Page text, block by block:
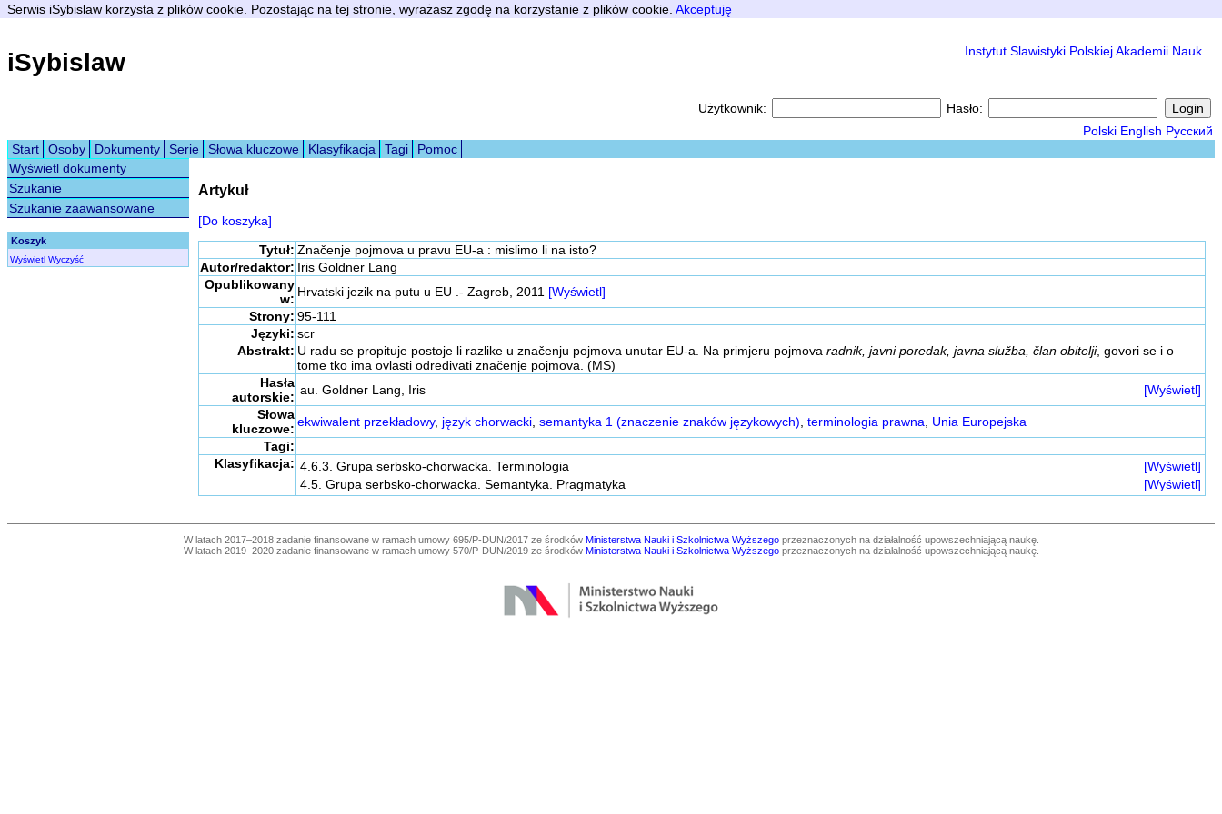
Serwis iSybislaw korzysta z plików cookie. Pozostając na tej stronie, wyrażasz zgodę na korzystanie z plików cookie. Akceptuję
iSybislaw Instytut Slawistyki Polskiej Akademii Nauk
Użytkownik:
Hasło:
Polski English Русский
Start
Osoby Dokumenty Serie Słowa kluczowe Klasyfikacja Tagi
Pomoc
Wyświetl dokumenty
Szukanie
Szukanie zaawansowane
Koszyk
Wyświetl Wyczyść
Artykuł
[Do koszyka]
Tytuł: Značenje pojmova u pravu EU-a : mislimo li na isto?
Autor/redaktor: Iris Goldner Lang
Opublikowany
w: Hrvatski jezik na putu u EU .- Zagreb, 2011 [Wyświetl]
Strony: 95-111
Języki: scr
Abstrakt: U radu se propituje postoje li razlike u značenju pojmova unutar EU-a. Na primjeru pojmova radnik, javni poredak, javna služba, član obitelji, govori se i o
tome tko ima ovlasti određivati značenje pojmova. (MS)
Hasła
autorskie: au. Goldner Lang, Iris
[Wyświetl]
Słowa
kluczowe: ekwiwalent przekładowy, język chorwacki, semantyka 1 (znaczenie znaków językowych), terminologia prawna, Unia Europejska
Tagi:
Klasyfikacja: 4.6.3. Grupa serbsko-chorwacka. Terminologia
[Wyświetl]
4.5. Grupa serbsko-chorwacka. Semantyka. Pragmatyka
[Wyświetl]
W latach 2017–2018 zadanie finansowane w ramach umowy 695/P-DUN/2017 ze środków Ministerstwa Nauki i Szkolnictwa Wyższegoprzeznaczonych na działalność upowszechniającą naukę.
W latach 2019–2020 zadanie finansowane w ramach umowy 570/P-DUN/2019 ze środków Ministerstwa Nauki i Szkolnictwa Wyższegoprzeznaczonych na działalność upowszechniającą naukę.